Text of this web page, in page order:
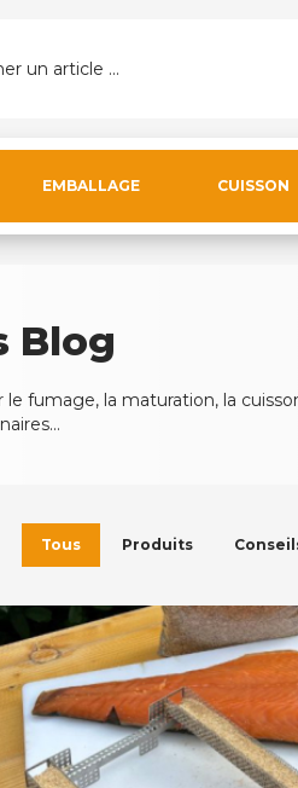
un article ...
EMBALLAGE CUISSON
Blog
fumage, la maturation, la
Tous Produits